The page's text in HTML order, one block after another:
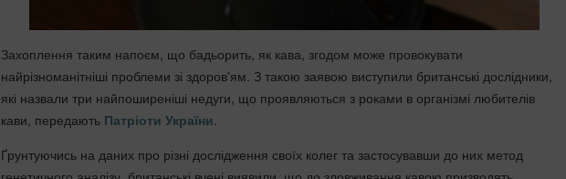
Захоплення таким напоєм, що бадьорить, як кава, згодом може провокувати
найрізноманітніші проблеми зі здоров'ям. З такою заявою виступили британські дослідники,
які назвали три найпоширеніші недуги, що проявляються з роками в організмі любителів
кави, передають Патріоти України.
Ґрунтуючись на даних про різні дослідження своїх колег та застосувавши до них метод